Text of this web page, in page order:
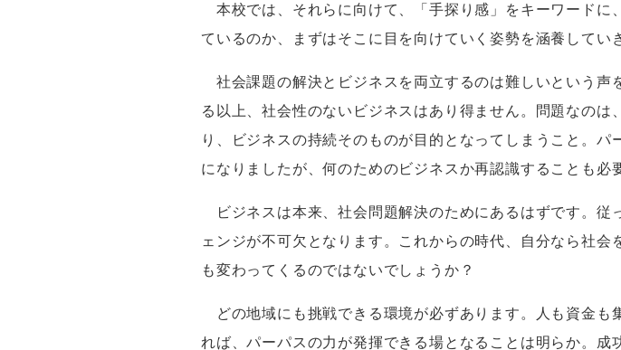
本校では、それらに向けて、「手探り感」をキーワードに
ているのか、まずはそこに目を向けていく姿勢を涵養してい
社会課題の解決とビジネスを両立するのは難しいという声
る以上、社会性のないビジネスはあり得ません。問題なの
り、ビジネスの持続そのものが目的となってしまうこと。パ
になりましたが、何のためのビジネスか再認識することも必
ビジネスは本来、社会問題解決のためにあるはずです。従
ェンジが不可欠となります。これからの時代、自分なら社
も変わってくるのではないでしょうか？
どの地域にも挑戦できる環境が必ずあります。人も資金も
れば、パーパスの力が発揮できる場となることは明らか。